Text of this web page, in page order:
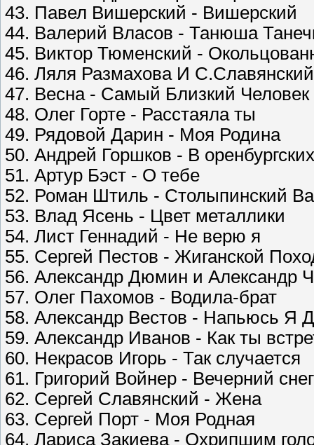
43. Павел Вишерский - Вишерский
44. Валерий Власов - Танюша
45. Виктор Тюменский -
46. Ляля Размахова И
47. Весна - Самый Близкий Человек
48. Олег Горте - Расстаяла ты
49. Рядовой Дарин - Моя Родина
50. Андрей Горшков - В
51. Артур Бэст - О тебе
52. Роман Штиль - Столыпинский
53. Влад Ясень - Цвет металлики
54. Лист Геннадий - Не верю я
55. Сергей Пестов - Жиганской
56. Александр Дюмин и Александр
57. Олег Пахомов - Водила-брат
58. Александр Вестов - Напьюсь Я
59. Александр Иванов - Как ты
60. Некрасов Игорь - Так случается
61. Григорий Войнер - Вечерний снег
62. Сергей Славянский - Жена
63. Сергей Порт - Моя Родная
64. Лариса Закиева - Охрипшим